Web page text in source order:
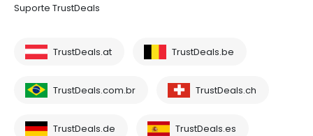
Suporte TrustDeals
TrustDeals.at TrustDeals.be
TrustDeals.com.br TrustDeals.ch
TrustDeals.de TrustDeals.es